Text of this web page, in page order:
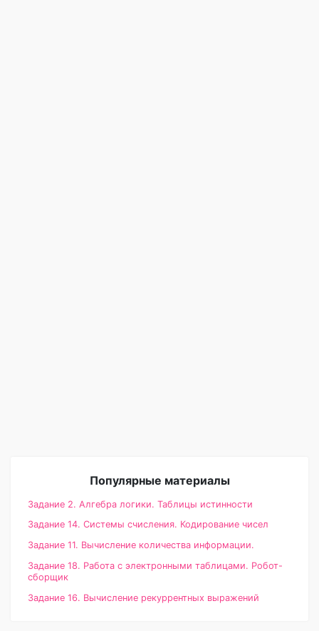
Популярные материалы
Задание 2. Алгебра логики. Таблицы истинности
Задание 14. Системы счисления. Кодирование чисел
Задание 11. Вычисление количества информации.
Задание 18. Работа с электронными таблицами. Робот-
сборщик
Задание 16. Вычисление рекуррентных выражений